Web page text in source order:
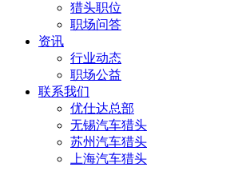
猎头职位
职场问答
资讯
行业动态
职场公益
联系我们
优仕达总部
无锡汽车猎头
苏州汽车猎头
上海汽车猎头